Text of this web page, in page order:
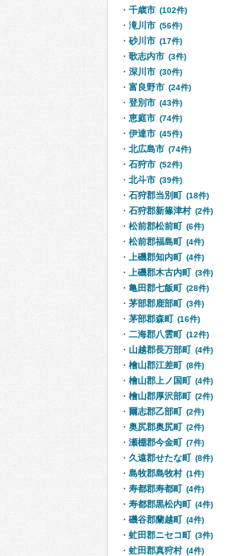
千歳市 (102件)
滝川市 (56件)
砂川市 (17件)
歌志内市 (3件)
深川市 (30件)
富良野市 (24件)
登別市 (43件)
恵庭市 (74件)
伊達市 (45件)
北広島市 (74件)
石狩市 (52件)
北斗市 (39件)
石狩郡当別町 (18件)
石狩郡新篠津村 (2件)
松前郡松前町 (6件)
松前郡福島町 (4件)
上磯郡知内町 (4件)
上磯郡木古内町 (3件)
亀田郡七飯町 (28件)
茅部郡鹿部町 (3件)
茅部郡森町 (16件)
二海郡八雲町 (12件)
山越郡長万部町 (4件)
檜山郡江差町 (8件)
檜山郡上ノ国町 (4件)
檜山郡厚沢部町 (2件)
爾志郡乙部町 (2件)
奥尻郡奥尻町 (2件)
瀬棚郡今金町 (7件)
久遠郡せたな町 (8件)
島牧郡島牧村 (1件)
寿都郡寿都町 (4件)
寿都郡黒松内町 (4件)
磯谷郡蘭越町 (4件)
虻田郡ニセコ町 (3件)
虻田郡真狩村 (4件)